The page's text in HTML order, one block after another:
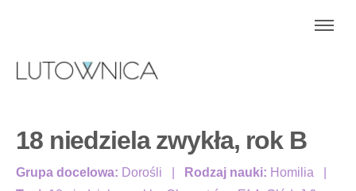
18 niedziela zwykła, rok B
Grupa docelowa: Dorośli Rodzaj nauki: Homilia